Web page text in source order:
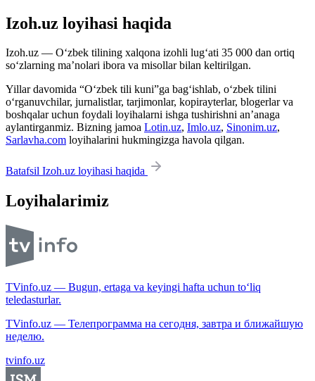
Izoh.uz loyihasi haqida
Izoh.uz — O‘zbek tilining xalqona izohli lug‘ati 35 000 dan ortiq
so‘zlarning ma’nolari ibora va misollar bilan keltirilgan.
Yillar davomida “O‘zbek tili kuni”ga bag‘ishlab, o‘zbek tilini
o‘rganuvchilar, jurnalistlar, tarjimonlar, kopirayterlar, blogerlar va
boshqalar uchun foydali loyihalarni ishga tushirishni an’anaga
aylantirganmiz. Bizning jamoa Lotin.uz, Imlo.uz, Sinonim.uz,
Sarlavha.com loyihalarini hukmingizga havola qilgan.
Batafsil Izoh.uz loyihasi haqida
Loyihalarimiz
TVinfo.uz — Bugun, ertaga va keyingi hafta uchun to‘liq
teledasturlar.
TVinfo.uz — Телепрограмма на сегодня, завтра и ближайшую
неделю.
tvinfo.uz